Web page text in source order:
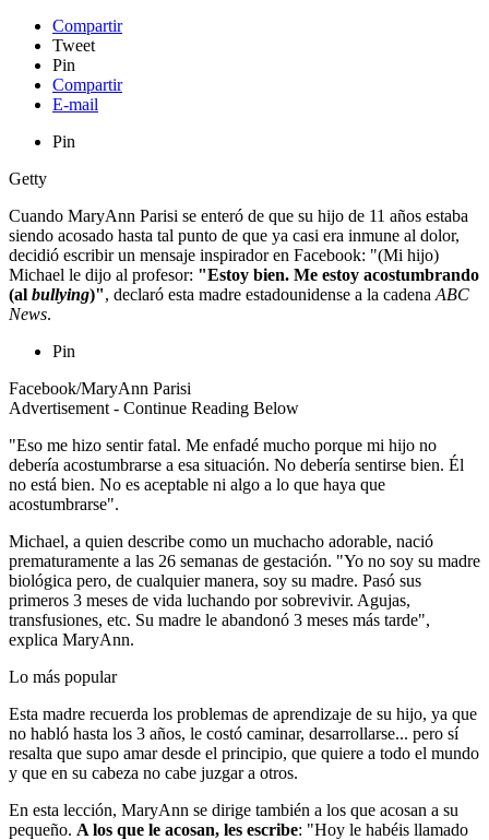
Compartir
Tweet
Pin
Compartir
E-mail
Pin
Getty
Cuando MaryAnn Parisi se enteró de que su hijo de 11 años estaba
siendo acosado hasta tal punto de que ya casi era inmune al dolor,
decidió escribir un mensaje inspirador en Facebook: "(Mi hijo)
Michael le dijo al profesor: "Estoy bien. Me estoy acostumbrando
(al bullying)", declaró esta madre estadounidense a la cadena ABC
News.
Pin
Facebook/MaryAnn Parisi
Advertisement - Continue Reading Below
"Eso me hizo sentir fatal. Me enfadé mucho porque mi hijo no
debería acostumbrarse a esa situación. No debería sentirse bien. Él
no está bien. No es aceptable ni algo a lo que haya que
acostumbrarse".
Michael, a quien describe como un muchacho adorable, nació
prematuramente a las 26 semanas de gestación. "Yo no soy su madre
biológica pero, de cualquier manera, soy su madre. Pasó sus
primeros 3 meses de vida luchando por sobrevivir. Agujas,
transfusiones, etc. Su madre le abandonó 3 meses más tarde",
explica MaryAnn.
Lo más popular
Esta madre recuerda los problemas de aprendizaje de su hijo, ya que
no habló hasta los 3 años, le costó caminar, desarrollarse... pero sí
resalta que supo amar desde el principio, que quiere a todo el mundo
y que en su cabeza no cabe juzgar a otros.
En esta lección, MaryAnn se dirige también a los que acosan a su
pequeño. A los que le acosan, les escribe: "Hoy le habéis llamado